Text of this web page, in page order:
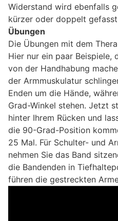
Widerstand wird ebenfalls
kürzer oder doppelt
Übungen
Die Übungen mit dem
Hier nur ein paar Beispiele,
von der Handhabung
der Armmuskulatur
Enden um die Hände,
Grad-Winkel stehen. Jetzt
hinter Ihrem Rücken und
die 90-Grad-Position
25 Mal. Für Schulter- und
nehmen Sie das Band
die Bandenden in
führen die gestreckten